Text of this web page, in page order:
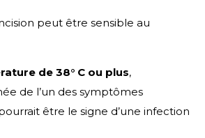
peut être sensible au
de 38° C ou plus,
de l’un des symptômes
être le signe d’une infection